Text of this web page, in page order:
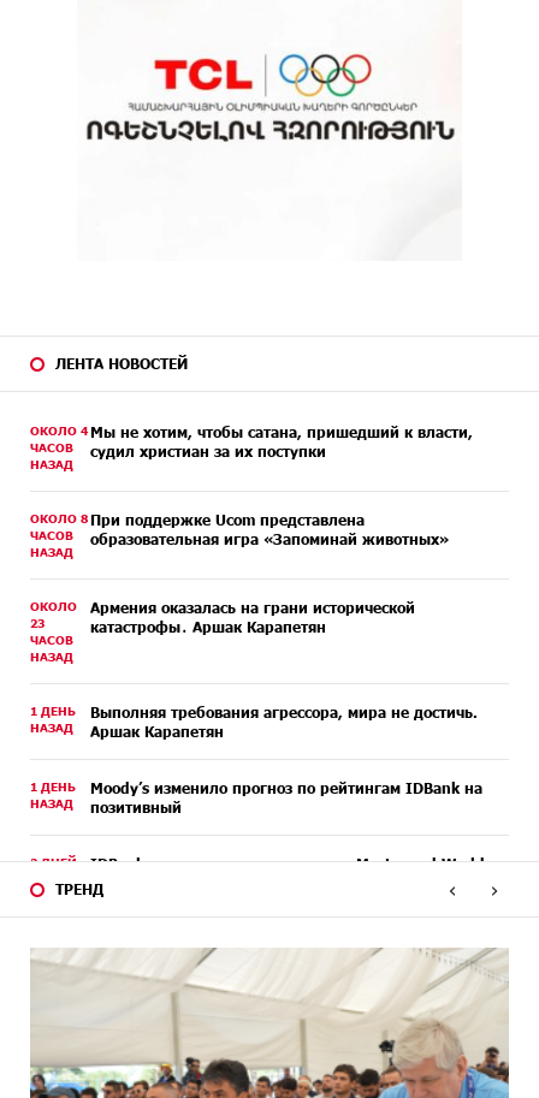
ЛЕНТА НОВОСТЕЙ
ОКОЛО 4
ЧАСОВ
НАЗАД
Мы не хотим, чтобы сатана, пришедший к власти,
судил христиан за их поступки
ОКОЛО 8
ЧАСОВ
НАЗАД
При поддержке Ucom представлена
образовательная игра «Запоминай животных»
ОКОЛО
23
ЧАСОВ
НАЗАД
Армения оказалась на грани исторической
катастрофы․ Аршак Карапетян
1 ДЕНЬ
НАЗАД
Выполняя требования агрессора, мира не достичь.
Аршак Карапетян
1 ДЕНЬ
НАЗАД
Moody’s изменило прогноз по рейтингам IDBank на
позитивный
2 ДНЕЙ
IDBank представляет новую карту Mastercard World с
преимуществами для путешествий и специальной
акцией
2 ДНЕЙ
Ucom и FPWC обеспечат круглосуточный мониторинг
дикой природы в Гнишике с помощью солнечной
НАЗАД
Idram и IDBank - рядом со стартапами на Seaside
Startup Summit
ТРЕНД ‹ ›